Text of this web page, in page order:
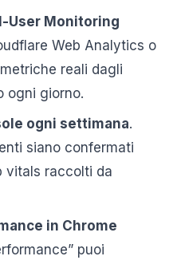
User Monitoring
Web Analytics o
reali dagli
ogni giorno.
ogni settimana.
siano confermati
vitals raccolti da
in Chrome
puoi